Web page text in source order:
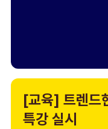
[교육] 트렌드
특강 실시